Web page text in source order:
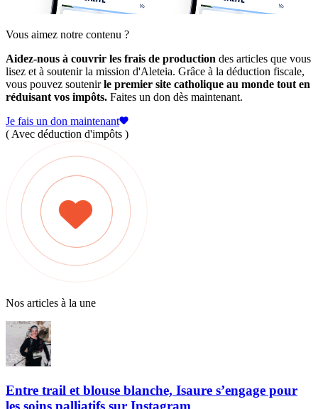
Vous aimez notre contenu ?
Aidez-nous à couvrir les frais de production des articles que vous
lisez et à soutenir la mission d'Aleteia. Grâce à la déduction fiscale,
vous pouvez soutenirle premier site catholique au monde tout en
réduisant vos impôts. Faites un don dès maintenant.
Je fais un don maintenant
( Avec déduction d'impôts )
Nos articles à la une
Entre trail et blouse blanche, Isaure s’engage pour
les soins palliatifs sur Instagram